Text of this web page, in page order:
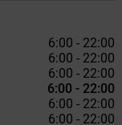
6:00 - 22:00
6:00 - 22:00
6:00 - 22:00
6:00 - 22:00
6:00 - 22:00
6:00 - 22:00